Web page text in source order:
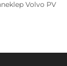
Volvo PV